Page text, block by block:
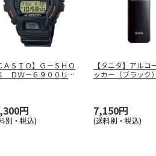
ＡＳＩＯ】Ｇ－ＳＨＯ
ＤＷ－６９００ＵＢ
円
別・税込)
【タニタ】アルコ
ッカー（ブラッ
7,150円
(送料別・税込)